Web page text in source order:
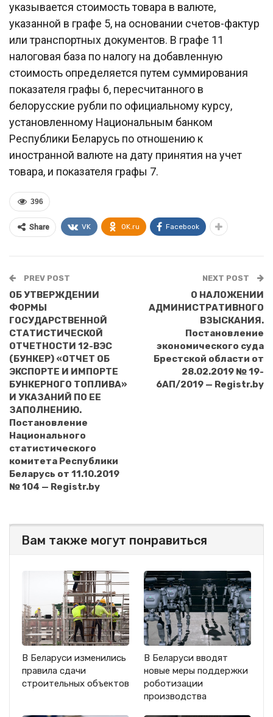
указывается стоимость товара в валюте,
указанной в графе 5, на основании счетов-фактур
или транспортных документов. В графе 11
налоговая база по налогу на добавленную
стоимость определяется путем суммирования
показателя графы 6, пересчитанного в
белорусские рубли по официальному курсу,
установленному Национальным банком
Республики Беларусь по отношению к
иностранной валюте на дату принятия на учет
товара, и показателя графы 7.
396
Share VK OK.ru Facebook
PREV POST
ОБ УТВЕРЖДЕНИИ
ФОРМЫ
ГОСУДАРСТВЕННОЙ
СТАТИСТИЧЕСКОЙ
ОТЧЕТНОСТИ 12-ВЭС
(БУНКЕР) «ОТЧЕТ ОБ
ЭКСПОРТЕ И ИМПОРТЕ
БУНКЕРНОГО ТОПЛИВА»
И УКАЗАНИЙ ПО ЕЕ
ЗАПОЛНЕНИЮ.
Постановление
Национального
статистического
комитета Республики
Беларусь от 11.10.2019
№ 104 — Registr.by
NEXT POST
О НАЛОЖЕНИИ
АДМИНИСТРАТИВНОГО
ВЗЫСКАНИЯ.
Постановление
экономического суда
Брестской области от
28.02.2019 № 19-
6АП/2019 — Registr.by
Вам также могут понравиться
В Беларуси изменились
правила сдачи
строительных объектов
В Беларуси вводят
новые меры поддержки
роботизации
производства